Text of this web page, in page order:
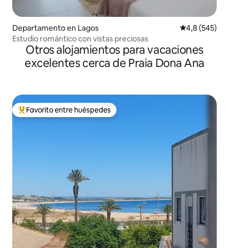
Departamento en Lagos Calificación
4,8 (545)
Estudio romántico con vistas preciosas
Otros alojamientos para vacaciones
excelentes cerca de Praia Dona Ana
Favorito entre los huéspedes más destacados
Favorito entre huéspedes